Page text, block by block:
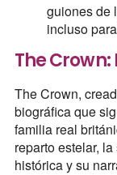
guiones de
incluso
The
The Crown,
biográfica que
familia real
reparto estelar,
histórica y su